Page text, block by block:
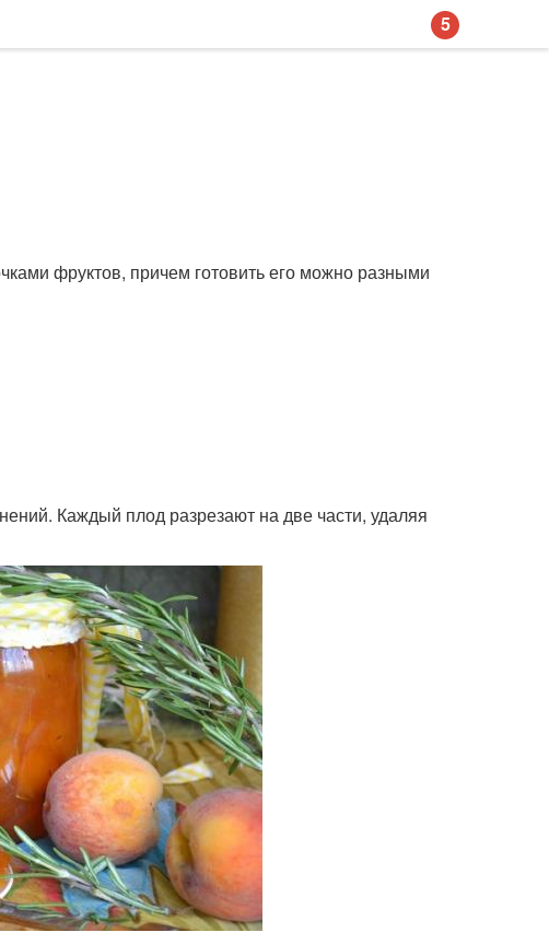
фруктов, причем готовить его можно разными
Каждый плод разрезают на две части, удаляя
5